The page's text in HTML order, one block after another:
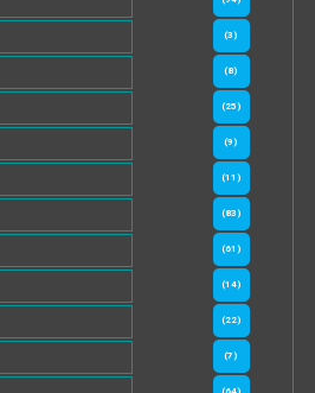
(3)
(8)
(25)
(9)
(11)
(83)
(61)
(14)
(22)
(7)
(64)